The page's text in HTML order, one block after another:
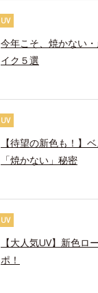
UV
今年こそ、焼かない
イク５選
UV
【待望の新色も！】
「焼かない」秘密
UV
【大人気UV】新色ロ
ポ！